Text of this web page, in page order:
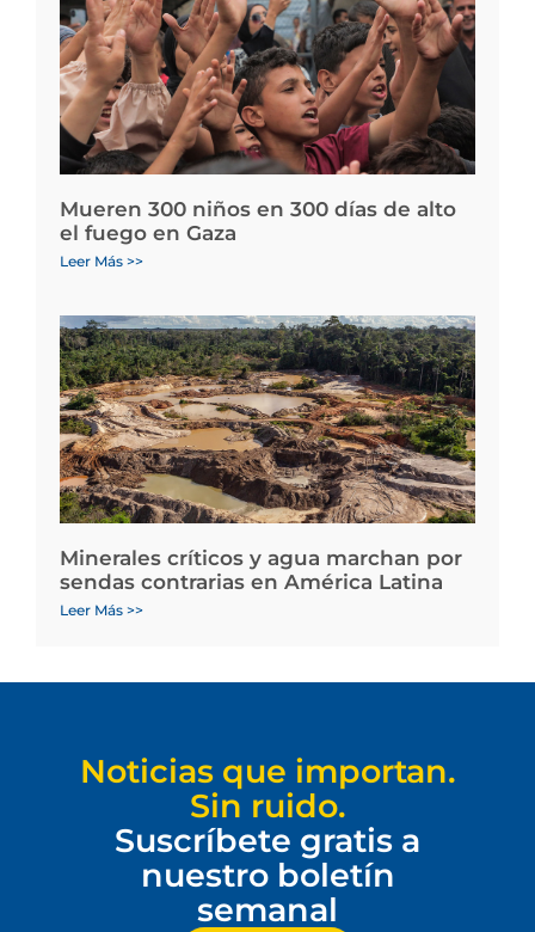
Mueren 300 niños en 300 días de alto
el fuego en Gaza
Leer Más >>
Minerales críticos y agua marchan por
sendas contrarias en América Latina
Leer Más >>
Noticias que importan.
Sin ruido.
Suscríbete gratis a
nuestro boletín
semanal